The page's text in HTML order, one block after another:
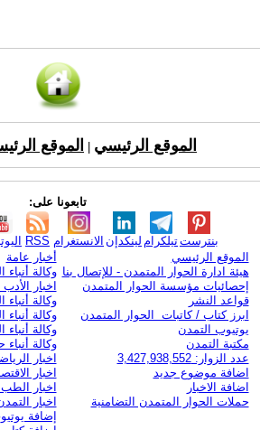
الموقع الرئيسي الموقع
تابعونا على:
RSS الانستغرام لينكدإن تيلكرامبنترست
الموقع الرئيسي
هيئة ادارة الحوار المتمدن - للإتصال بنا
إحصائيات مؤسسة الحوار المتمدن
قواعد النشر
ابرز كتاب / كاتبات الحوار المتمدن
يوتيوب التمدن
مكتبة التمدن
عدد الزوار: 3,427,938,552
اضافة موضوع جديد
اضافة الاخبار
حملات الحوار المتمدن التضامنية
أخبار عامة
وكالة أنباء
اخبار
وكالة أنباء
وكالة أنباء
وكالة أنباء
وكالة
اخبار
اخبار
اخبار الطب
اخبار
إضافة